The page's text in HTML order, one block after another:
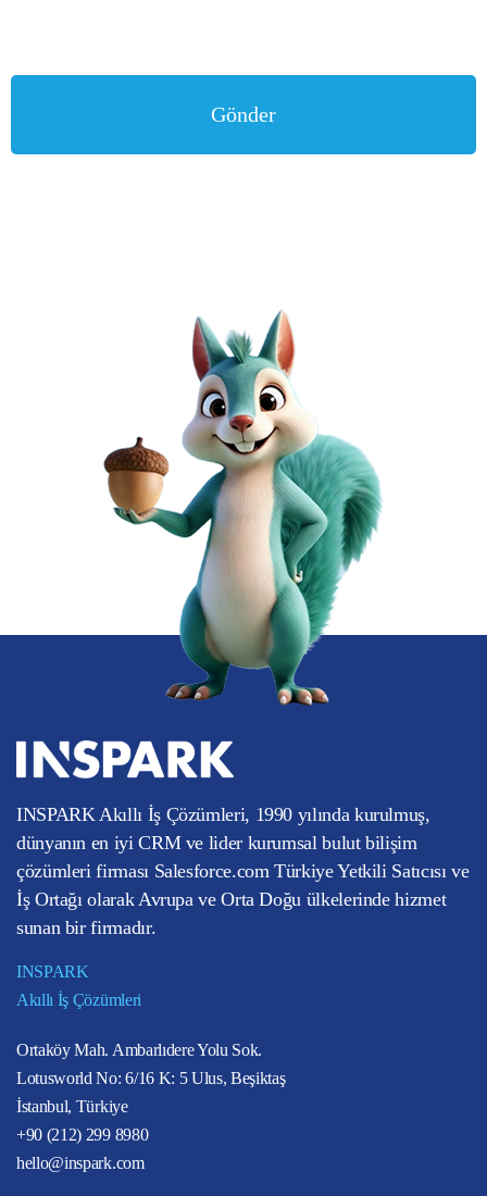
INSPARK Akıllı İş Çözümleri, 1990 yılında kurulmuş,
dünyanın en iyi CRM ve lider kurumsal bulut bilişim
çözümleri firması Salesforce.com Türkiye Yetkili Satıcısı ve
İş Ortağı olarak Avrupa ve Orta Doğu ülkelerinde hizmet
sunan bir firmadır.
INSPARK
Akıllı İş Çözümleri
Ortaköy Mah. Ambarlıdere Yolu Sok.
Lotusworld No: 6/16 K: 5 Ulus, Beşiktaş
İstanbul, Türkiye
+90 (212) 299 8980
hello@inspark.com